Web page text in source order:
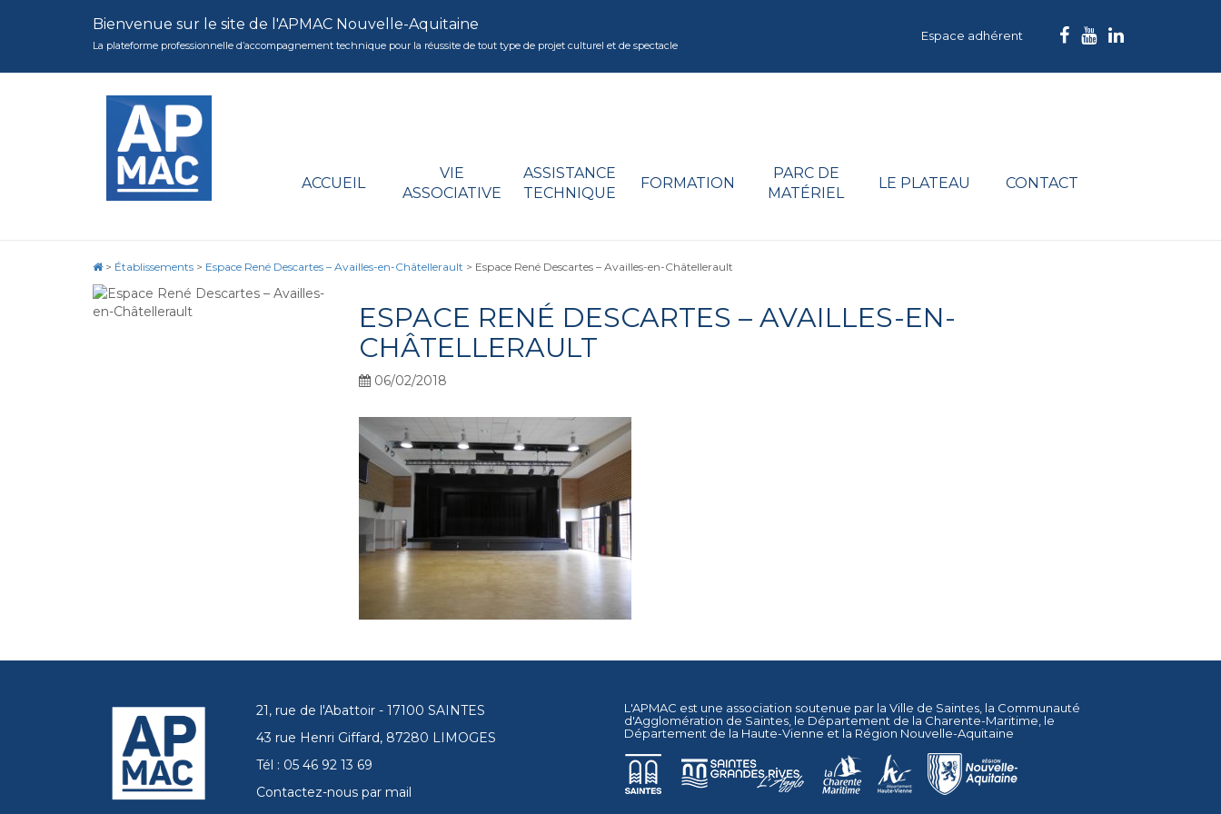
Bienvenue sur le site de l'APMAC Nouvelle-Aquitaine
La plateforme professionnelle d’accompagnement technique pour la réussite de tout type de projet culturel et de spectacle
Espace adhérent
ACCUEIL
VIE
ASSOCIATIVE
ASSISTANCE
TECHNIQUE
FORMATION
PARC DE
MATÉRIEL
LE PLATEAU CONTACT
> Établissements > Espace René Descartes – Availles-en-Châtellerault > Espace René Descartes – Availles-en-Châtellerault
ESPACE RENÉ DESCARTES – AVAILLES-EN-
CHÂTELLERAULT
06/02/2018
21, rue de l'Abattoir - 17100 SAINTES
43 rue Henri Giffard, 87280 LIMOGES
Tél : 05 46 92 13 69
Contactez-nous par mail
L'APMAC est une association soutenue par la Ville de Saintes , la Communauté
d'Agglomération de Saintes , le Département de la Charente-Maritime , le
Département de la Haute-Vienne et la Région Nouvelle-Aquitaine